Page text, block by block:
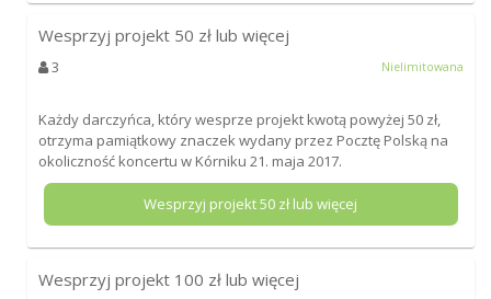
Wesprzyj projekt 50 zł lub więcej
3 Nielimitowana
Każdy darczyńca, który wesprze projekt kwotą powyżej 50 zł,
otrzyma pamiątkowy znaczek wydany przez Pocztę Polską na
okoliczność koncertu w Kórniku 21. maja 2017.
Wesprzyj projekt50 zł lub więcej
Wesprzyj projekt 100 zł lub więcej